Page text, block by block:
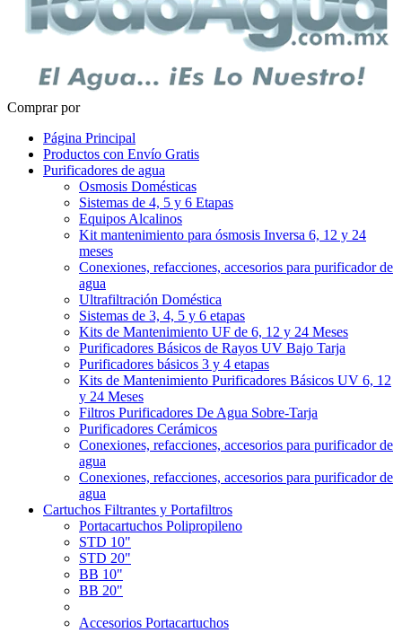
Comprar por
Página Principal
Productos con Envío Gratis
Purificadores de agua
Osmosis Domésticas
Sistemas de 4, 5 y 6 Etapas
Equipos Alcalinos
Kit mantenimiento para ósmosis Inversa 6, 12 y 24
meses
Conexiones, refacciones, accesorios para purificador de
agua
Ultrafiltración Doméstica
Sistemas de 3, 4, 5 y 6 etapas
Kits de Mantenimiento UF de 6, 12 y 24 Meses
Purificadores Básicos de Rayos UV Bajo Tarja
Purificadores básicos 3 y 4 etapas
Kits de Mantenimiento Purificadores Básicos UV 6, 12
y 24 Meses
Filtros Purificadores De Agua Sobre-Tarja
Purificadores Cerámicos
Conexiones, refacciones, accesorios para purificador de
agua
Conexiones, refacciones, accesorios para purificador de
agua
Cartuchos Filtrantes y Portafiltros
Portacartuchos Polipropileno
STD 10"
STD 20"
BB 10"
BB 20"
Accesorios Portacartuchos